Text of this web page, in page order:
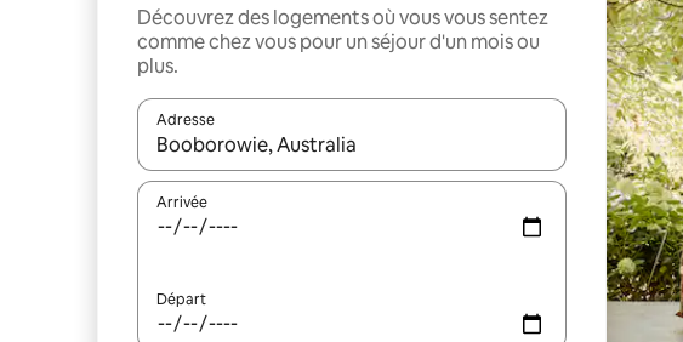
Découvrez des logements où vous vous sentez
comme chez vous pour un séjour d'un mois ou
plus.
Adresse
Lorsque les résultats s'affichent, utilisez les flèches vers le haut et
Arrivée
Départ